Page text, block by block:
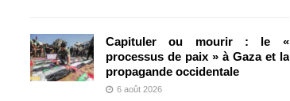
Capituler ou mourir : le «
processus de paix » à Gaza et la
propagande occidentale
6 août 2026